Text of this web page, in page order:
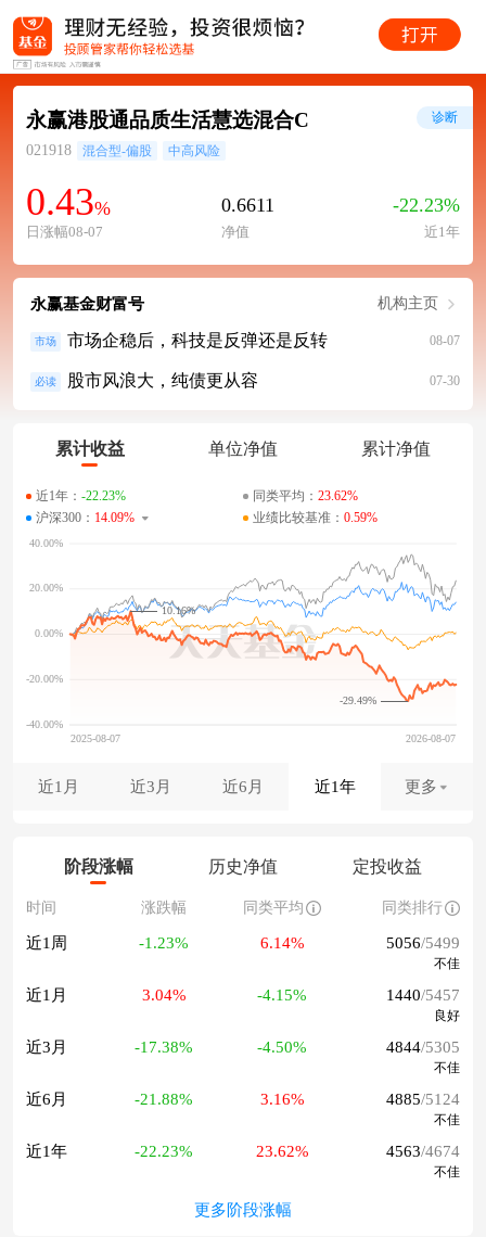
永赢港股通品质生活慧选混合C
021918 混合型-偏股 中高风险
0.43%
日涨幅08-07
0.6611
净值
-22.23%
近1年
诊断
永赢基金财富号 机构主页
市场 市场企稳后，科技是反弹还是反转 08-07
必读 股市风浪大，纯债更从容 07-30
累计收益 单位净值 累计净值
近1年： -22.23% 同类平均： 23.62%
沪深300： 14.09% 业绩比较基准： 0.59%
-29.49%
10.16%
近1月 近3月 近6月 近1年 更多
阶段涨幅 历史净值 定投收益
时间 涨跌幅 同类平均 同类排行
近1周 -1.23% 6.14% 5056/5499
不佳
近1月 3.04% -4.15% 1440/5457
良好
近3月 -17.38% -4.50% 4844/5305
不佳
近6月 -21.88% 3.16% 4885/5124
不佳
近1年 -22.23% 23.62% 4563/4674
不佳
更多阶段涨幅